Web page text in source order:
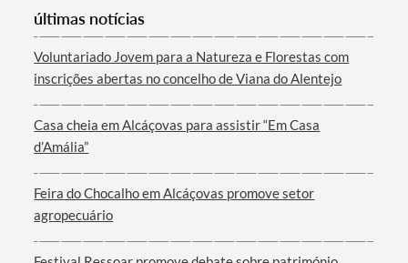
Filtros
últimas notícias
Voluntariado Jovem para a Natureza e Florestas com
inscrições abertas no concelho de Viana do Alentejo
Casa cheia em Alcáçovas para assistir “Em Casa
d’Amália”
Feira do Chocalho em Alcáçovas promove setor
agropecuário